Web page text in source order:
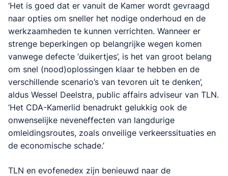
‘Het is goed dat er vanuit de Kamer wordt gevraagd
naar opties om sneller het nodige onderhoud en de
werkzaamheden te kunnen verrichten. Wanneer er
strenge beperkingen op belangrijke wegen komen
vanwege defecte ‘duikertjes’, is het van groot belang
om snel (nood)oplossingen klaar te hebben en de
verschillende scenario’s van tevoren uit te denken’,
aldus Wessel Deelstra, public affairs adviseur van TLN.
‘Het CDA-Kamerlid benadrukt gelukkig ook de
onwenselijke neveneffecten van langdurige
omleidingsroutes, zoals onveilige verkeerssituaties en
de economische schade.’
TLN en evofenedex zijn benieuwd naar de